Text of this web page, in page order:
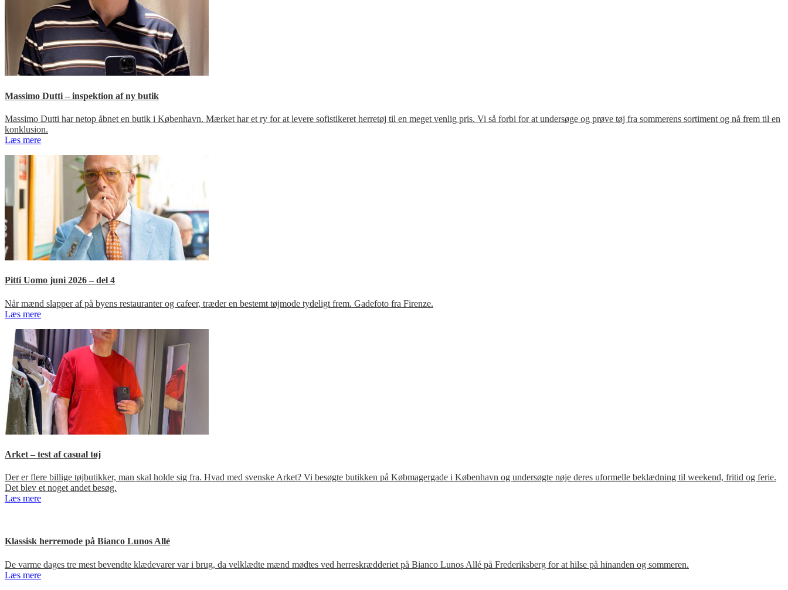
Massimo Dutti – inspektion af ny butik
Massimo Dutti har netop åbnet en butik i København. Mærket har et ry for at levere sofistikeret herretøj til en meget venlig pris. Vi så forbi for at undersøge og prøve tøj fra sommerens sortiment og nå frem til en
konklusion.
Læs mere
Pitti Uomo juni 2026 – del 4
Når mænd slapper af på byens restauranter og cafeer, træder en bestemt tøjmode tydeligt frem. Gadefoto fra Firenze.
Læs mere
Arket – test af casual tøj
Der er flere billige tøjbutikker, man skal holde sig fra. Hvad med svenske Arket? Vi besøgte butikken på Købmagergade i København og undersøgte nøje deres uformelle beklædning til weekend, fritid og ferie.
Det blev et noget andet besøg.
Læs mere
Klassisk herremode på Bianco Lunos Allé
De varme dages tre mest bevendte klædevarer var i brug, da velklædte mænd mødtes ved herreskrædderiet på Bianco Lunos Allé på Frederiksberg for at hilse på hinanden og sommeren.
Læs mere